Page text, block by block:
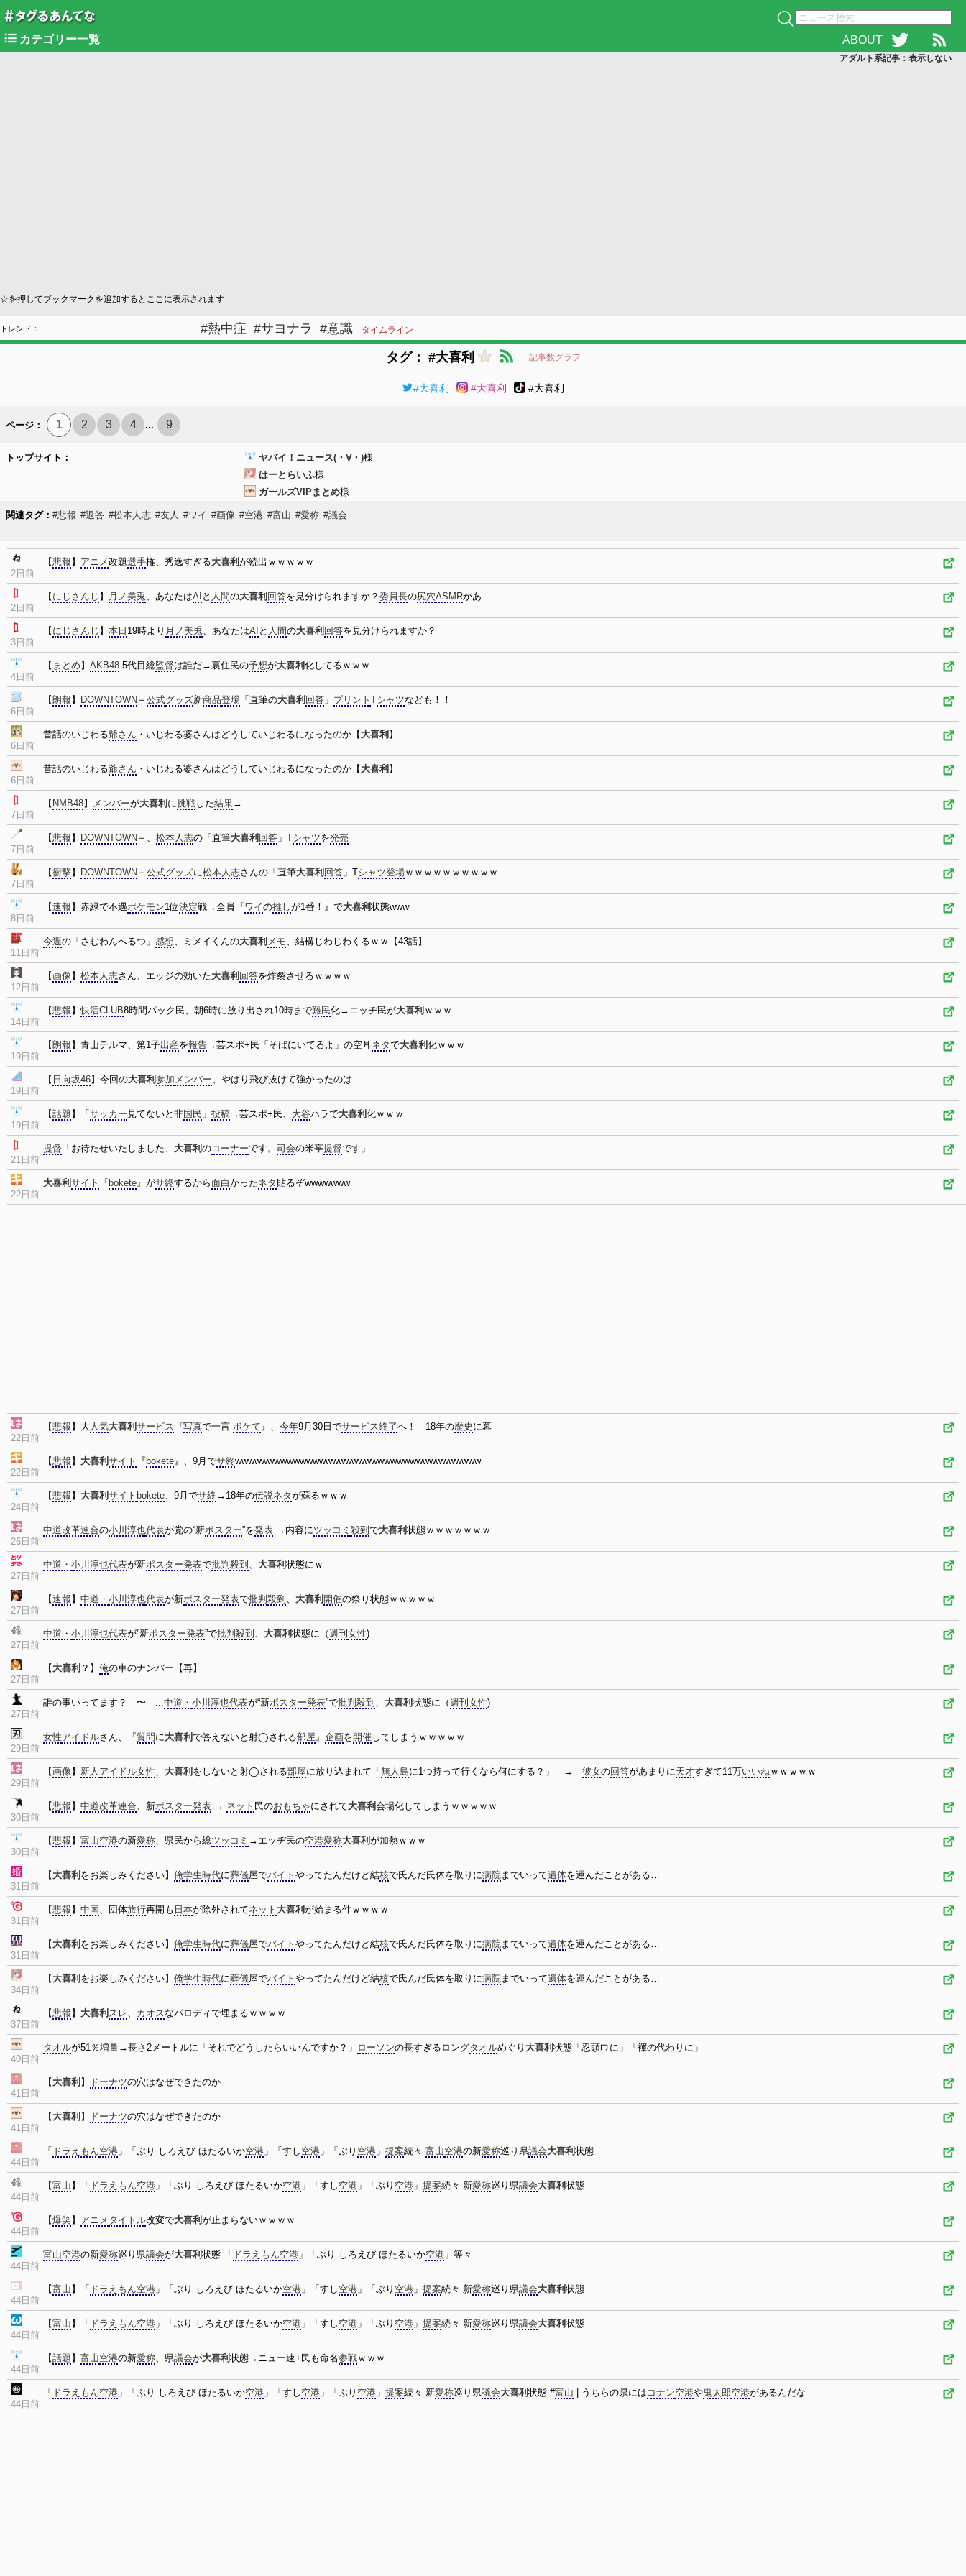
カテゴリー一覧 ABOUT
アダルト系記事：表示しない
☆を押してブックマークを追加するとここに表示されます
#熱中症 #サヨナラ #意識 タイムライン
トレンド：
タグ： #大喜利 記事数グラフ
#大喜利 #大喜利 #大喜利
ページ： 1 2 3 4 ... 9
トップサイト： ヤバイ！ニュース(・∀・)様
はーとらいふ様
ガールズVIPまとめ様
関連タグ： #悲報 #返答 #松本人志 #友人 #ワイ #画像 #空港 #富山 #愛称 #議会
2日前
【悲報 】 アニメ改題選手権、秀逸すぎる大喜利 が続出ｗｗｗｗｗ
2日前
【 にじさんじ 】 月ノ美兎、あなたはAI と 人間の大喜利 回答を見分けられますか？ 委員長の尻穴ASMRかあ…
3日前
【 にじさんじ 】 本日 19時より 月ノ美兎、あなたはAI と 人間の大喜利 回答を見分けられますか？
4日前
【 まとめ 】 AKB48 5代目総監督は誰だ→裏住民の予想が大喜利 化してるｗｗｗ
6日前
【朗報 】 DOWNTOWN ＋ 公式グッズ新商品登場 「直筆の大喜利 回答 」 プリント Tシャツなども！！
6日前
昔話のいじわる爺さん ・いじわる婆さんはどうしていじわるになったのか【大喜利 】
6日前
昔話のいじわる爺さん ・いじわる婆さんはどうしていじわるになったのか【大喜利 】
7日前
【 NMB48】 メンバーが大喜利 に挑戦した結果→
7日前
【悲報 】 DOWNTOWN ＋、 松本人志の「直筆大喜利 回答 」Tシャツを発売
7日前
【衝撃】 DOWNTOWN ＋ 公式グッズに松本人志さんの「直筆大喜利 回答 」Tシャツ登場ｗｗｗｗｗｗｗｗｗｗ
8日前
【速報 】赤緑で不遇ポケモン1位決定戦→全員『ワイの推しが1番！』で大喜利 状態www
11日前
今週の「さむわんへるつ」 感想、ミメイくんの大喜利 メモ、結構じわじわくるｗｗ【43話】
12日前
【画像】 松本人志さん、エッジの効いた大喜利 回答を炸裂させるｗｗｗｗ
14日前
【悲報 】快活CLUB8時間パック民、朝6時に放り出され10時まで難民化→エッヂ民が大喜利 ｗｗｗ
19日前
【朗報 】青山テルマ、第1子出産を報告→芸スポ+民「そばにいてるよ」の空耳ネタで大喜利 化ｗｗｗ
19日前
【 日向坂46】今回の大喜利 参加 メンバー、やはり飛び抜けて強かったのは…
19日前
【話題 】「 サッカー 見てないと非国民 」 投稿→芸スポ+民、 大谷ハラで大喜利 化ｗｗｗ
21日前
提督 「お待たせいたしました、 大喜利 のコーナーです。 司会の米亭提督です」
22日前
大喜利 サイト 『 bokete』がサ終するから面白かったネタ 貼るぞwwwwwww
22日前
【悲報 】大人気大喜利 サービス 『写真で一言 ボケて』、 今年9月30日でサービス終了へ！ 18年の歴史 に幕
22日前
【悲報 】 大喜利 サイト 『 bokete』、9月でサ終wwwwwwwwwwwwwwwwwwwwwwwwwwwwwwwwwwwwww
24日前
【悲報 】 大喜利 サイト bokete、9月でサ終→18年の伝説ネタが蘇るｗｗｗ
26日前
中道改革連合の小川淳也代表が党の“新ポスター”を発表 →内容にツッコミ 殺到 で大喜利 状態ｗｗｗｗｗｗｗ
27日前
中道・ 小川淳也代表が新ポスター発表で批判 殺到 、 大喜利 状態にｗ
27日前
【速報 】 中道・ 小川淳也代表が新ポスター発表で批判 殺到 、 大喜利 開催の祭り状態ｗｗｗｗｗ
27日前
中道・ 小川淳也代表が”新ポスター発表”で批判 殺到 、 大喜利 状態に（週刊 女性)
27日前
【大喜利 ？】 俺の車のナンバー【再】
27日前
誰の事いってます？ 〜 ...中道・ 小川淳也代表が“新ポスター発表”で批判 殺到 、 大喜利 状態に（週刊 女性)
29日前
女性アイドルさん、『質問 に大喜利 で答えないと射◯される部屋』 企画を開催してしまうｗｗｗｗｗ
29日前
【画像】 新人 アイドル女性、 大喜利 をしないと射◯される部屋に放り込まれて「 無人島に1つ持って行くなら何にする？」 → 彼女の回答があまりに天才すぎて11万いいねｗｗｗｗｗ
30日前
【悲報 】 中道改革連合、新ポスター発表 → ネット 民のおもちゃにされて大喜利 会場化してしまうｗｗｗｗｗ
30日前
【悲報 】 富山空港の新愛称、県民から総ツッコミ →エッヂ民の空港愛称大喜利 が加熱ｗｗｗ
31日前
【大喜利 をお楽しみください】 俺学生時代に葬儀屋でバイト やってたんだけど結核で氏んだ氏体を取りに病院までいって遺体を運んだことがある…
31日前
【悲報 】 中国 、団体旅行再開も 日本が除外されてネット 大喜利 が始まる件ｗｗｗｗ
31日前
【大喜利 をお楽しみください】 俺学生時代に葬儀屋でバイト やってたんだけど結核で氏んだ氏体を取りに病院までいって遺体を運んだことがある…
34日前
【大喜利 をお楽しみください】 俺学生時代に葬儀屋でバイト やってたんだけど結核で氏んだ氏体を取りに病院までいって遺体を運んだことがある…
37日前
【悲報 】 大喜利 スレ、 カオスなパロディで埋まるｗｗｗｗ
40日前
タオルが51％増量→長さ2メートルに「それでどうしたらいいんですか？」 ローソンの長すぎるロングタオルめぐり 大喜利 状態「忍頭巾に」「褌の代わりに」
41日前
【大喜利 】 ドーナツの穴はなぜできたのか
41日前
【大喜利 】 ドーナツの穴はなぜできたのか
44日前
「 ドラえもん空港 」「ぶり しろえび ほたるいか空港 」「すし 空港 」「ぶり 空港 」 提案続々 富山空港の新愛称巡り県議会大喜利 状態
44日前
【富山 】「 ドラえもん空港 」「ぶり しろえび ほたるいか空港 」「すし 空港 」「ぶり 空港 」 提案続々 新愛称巡り県議会大喜利 状態
44日前
【爆笑】 アニメ タイトル改変で大喜利 が止まらないｗｗｗｗ
44日前
富山空港の新愛称巡り県議会が大喜利 状態 「 ドラえもん空港 」「ぶり しろえび ほたるいか空港 」等々
44日前
【富山 】「 ドラえもん空港 」「ぶり しろえび ほたるいか空港 」「すし 空港 」「ぶり 空港 」 提案続々 新愛称巡り県議会大喜利 状態
44日前
【富山 】「 ドラえもん空港 」「ぶり しろえび ほたるいか空港 」「すし 空港 」「ぶり 空港 」 提案続々 新愛称巡り県議会大喜利 状態
44日前
【話題 】 富山空港の新愛称、県議会が大喜利 状態→ニュー速+民も命名参戦ｗｗｗ
44日前
「 ドラえもん空港 」「ぶり しろえび ほたるいか空港 」「すし 空港 」「ぶり 空港 」 提案続々 新愛称巡り県議会大喜利 状態 #富山 | うちらの県には コナン空港や鬼太郎空港があるんだな